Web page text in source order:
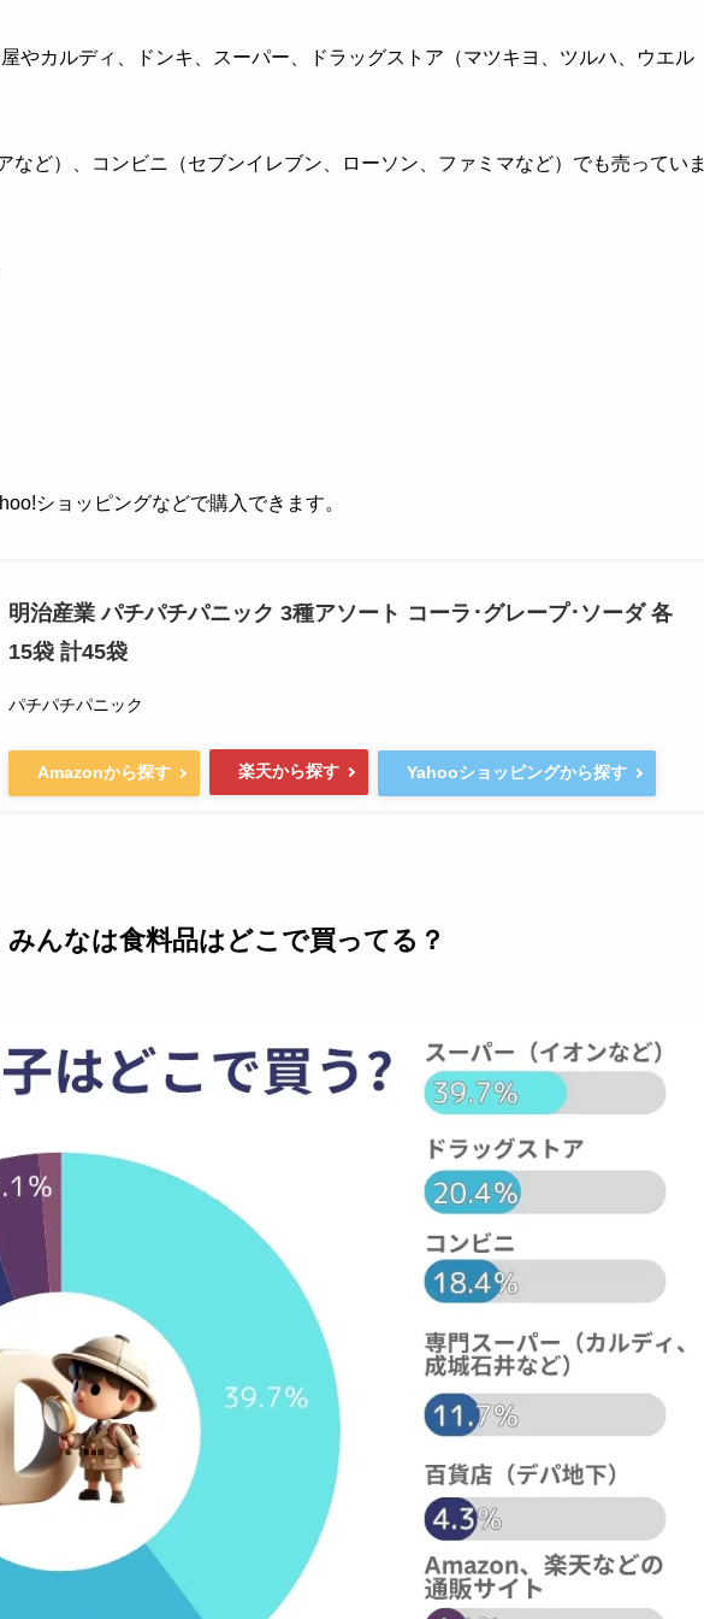
やカルディ、ドンキ、スーパー、ドラッグストア（マツキヨ、ツルハ、ウエル
など）、コンビニ（セブンイレブン、ローソン、ファミマなど）でも売っていま
ショッピングなどで購入できます。
明治産業 パチパチパニック 3種アソート コーラ･グレープ･ソーダ 各
15袋 計45袋
パチパチパニック
Amazonから探す 楽天から探す Yahooショッピングから探す
みんなは食料品はどこで買ってる？